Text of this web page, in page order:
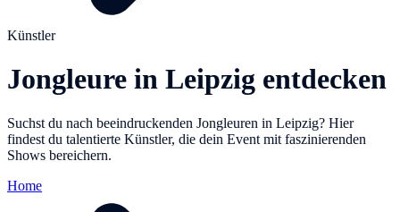
Künstler
Jongleure in Leipzig entdecken
Suchst du nach beeindruckenden Jongleuren in Leipzig? Hier
findest du talentierte Künstler, die dein Event mit faszinierenden
Shows bereichern.
Home